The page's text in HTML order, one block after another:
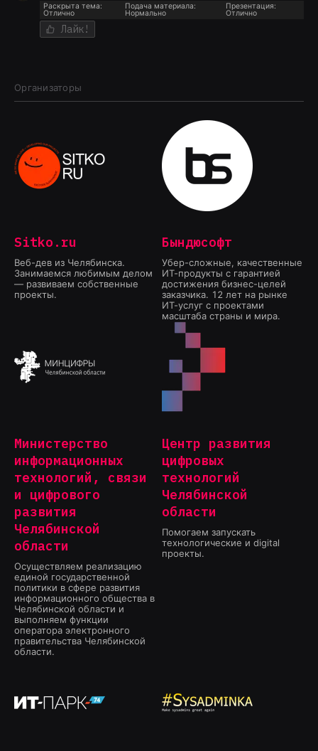
Раскрыта тема:
Отлично
Подача материала:
Нормально
Презентация:
Отлично
Лайк!
Организаторы
Sitko.ru
Веб-дев из Челябинска.
Занимаемся любимым делом
— развиваем собственные
проекты.
Бындюсофт
Убер-сложные, качественные
ИТ-продукты с гарантией
достижения бизнес-целей
заказчика. 12 лет на рынке
ИТ-услуг с проектами
масштаба страны и мира.
Министерство
информационных
технологий, связи
и цифрового
развития
Челябинской
области
Осуществляем реализацию
единой государственной
политики в сфере развития
информационного общества в
Челябинской области и
выполняем функции
оператора электронного
правительства Челябинской
области.
Центр развития
цифровых
технологий
Челябинской
области
Помогаем запускать
технологические и digital
проекты.